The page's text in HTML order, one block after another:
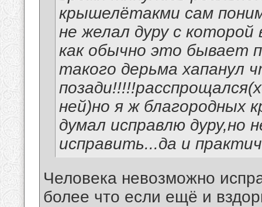
крышелётакми сам
не желал дуру с
как обычно это бывает
такого дерьма хапанул
ней)но я ж благородных
думал исправлю дуру,но
исправить...да и
Человека невозможно
более что если ещё и